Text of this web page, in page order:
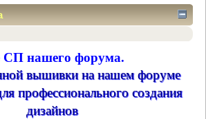
СП нашего форума.
вышивки на нашем форуме
профессионального создания
дизайнов